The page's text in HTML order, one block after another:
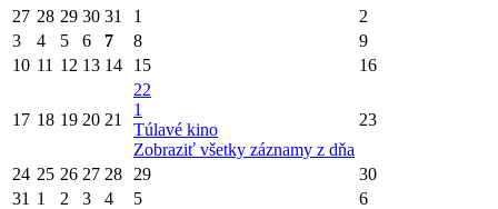
27 28 29 30 31 1
2
3
4 5 6 7 8
9
10 11 12 13 14 15 16
17 18 19 20 21
22
1
Túlavé kino
Zobraziť všetky záznamy z dňa
23
24 25 26 27 28 29
30
31 1 2 3 4 5 6